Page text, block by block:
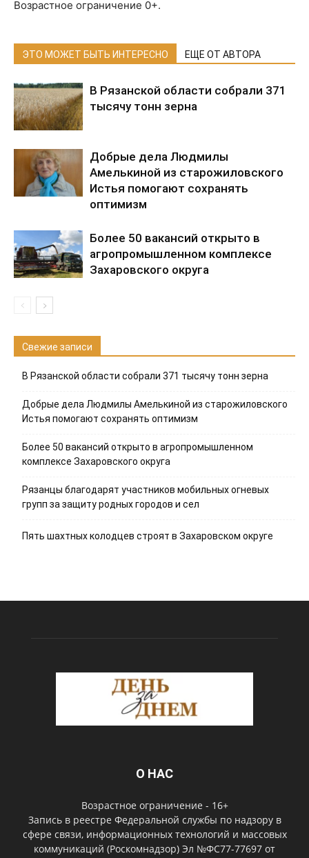
Возрастное ограничение 0+.
ЭТО МОЖЕТ БЫТЬ ИНТЕРЕСНО ЕЩЕ ОТ АВТОРА
В Рязанской области собрали 371
тысячу тонн зерна
Добрые дела Людмилы
Амелькиной из старожиловского
Истья помогают сохранять
оптимизм
Более 50 вакансий открыто в
агропромышленном комплексе
Захаровского округа
Свежие записи
В Рязанской области собрали 371 тысячу тонн зерна
Добрые дела Людмилы Амелькиной из старожиловского
Истья помогают сохранять оптимизм
Более 50 вакансий открыто в агропромышленном
комплексе Захаровского округа
Рязанцы благодарят участников мобильных огневых
групп за защиту родных городов и сел
Пять шахтных колодцев строят в Захаровском округе
О НАС
Возрастное ограничение - 16+
Запись в реестре Федеральной службы по надзору в
сфере связи, информационных технологий и массовых
коммуникаций (Роскомнадзор) Эл №ФС77-77697 от